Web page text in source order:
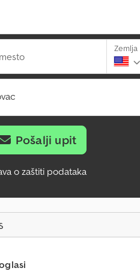
Zemlja
Pošalji upit
o zaštiti podataka